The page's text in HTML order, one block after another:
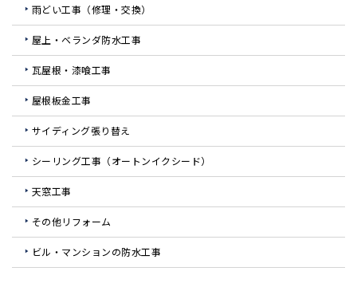
雨どい工事（修理・交換）
屋上・ベランダ防水工事
瓦屋根・漆喰工事
屋根板金工事
サイディング張り替え
シーリング工事（オートンイクシード）
天窓工事
その他リフォーム
ビル・マンションの防水工事